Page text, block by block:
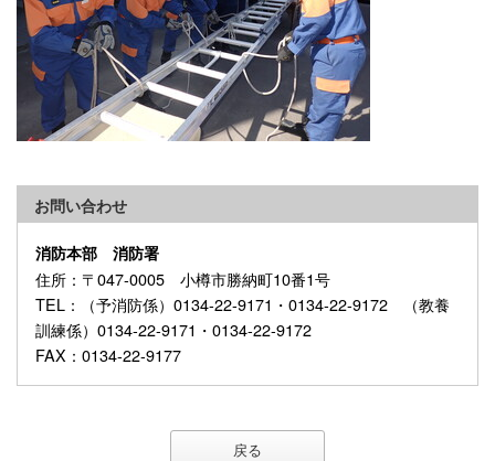
お問い合わせ
消防本部 消防署
住所 ：〒047-0005 小樽市勝納町10番1号
TEL ：（予消防係）0134-22-9171・0134-22-9172 （教養
訓練係）0134-22-9171・0134-22-9172
FAX ：0134-22-9177
戻る